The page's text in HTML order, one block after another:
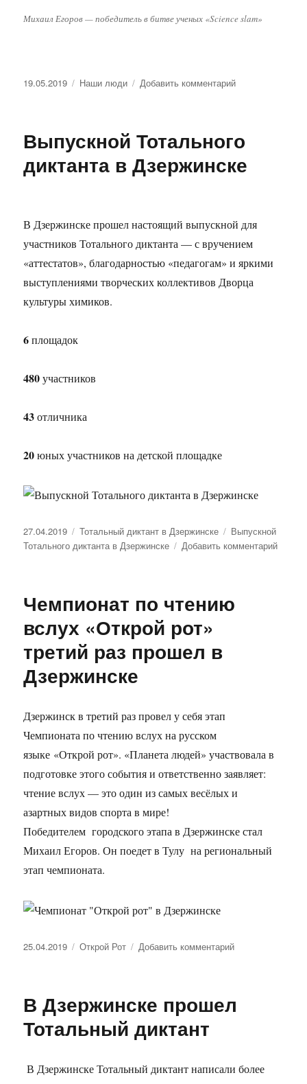
Михаил Егоров — победитель в битве ученых «Science slam»
Опубликовано
19.05.2019 Рубрики
Наши люди Добавить комментарий
Егорова
победой
«Science
slam»!
Выпускной Тотального
диктанта в Дзержинске
В Дзержинске прошел настоящий выпускной для
участников Тотального диктанта — с вручением
«аттестатов», благодарностью «педагогам» и яркими
выступлениями творческих коллективов Дворца
культуры химиков.
6площадок
480участников
43отличника
20юных участников на детской площадке
Опубликовано
27.04.2019 Рубрики
Тотальный диктант в Дзержинске Метки
Выпускной
Тотального диктанта в Дзержинске
Добавить комментарий
Чемпионат по чтению
вслух «Открой рот»
третий раз прошел в
Дзержинске
Дзержинск в третий раз провел у себя этап
Чемпионата по чтению вслух на русском
языке «Открой рот». «Планета людей» участвовала в
подготовке этого события и ответственно заявляет:
чтение вслух — это один из самых весёлых и
азартных видов спорта в мире!
Победителем городского этапа в Дзержинске стал
Михаил Егоров. Он поедет в Тулу на региональный
этап чемпионата.
Опубликовано
25.04.2019 Рубрики
Открой Рот Добавить комментарий
чтению
раз
В Дзержинске прошел
Тотальный диктант
В Дзержинске Тотальный диктант написали более